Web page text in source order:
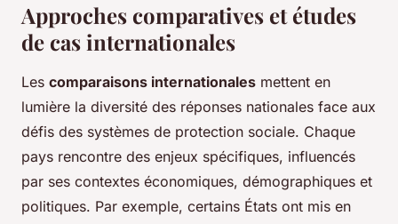
Approches comparatives et études
de cas internationales
Les comparaisons internationales mettent en
lumière la diversité des réponses nationales face aux
défis des systèmes de protection sociale. Chaque
pays rencontre des enjeux spécifiques, influencés
par ses contextes économiques, démographiques et
politiques. Par exemple, certains États ont mis en